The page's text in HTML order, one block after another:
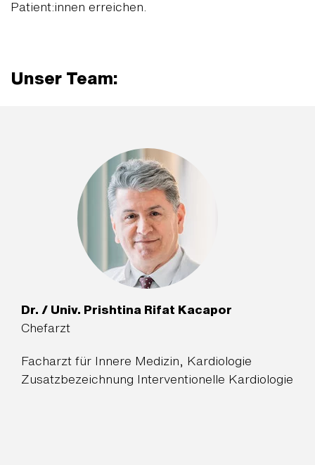
Patient:innen erreichen.
Unser Team:
Dr. / Univ. Prishtina Rifat Kacapor
Chefarzt
Facharzt für Innere Medizin, Kardiologie
Zusatzbezeichnung Interventionelle Kardiologie